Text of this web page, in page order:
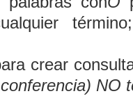
crear
NO